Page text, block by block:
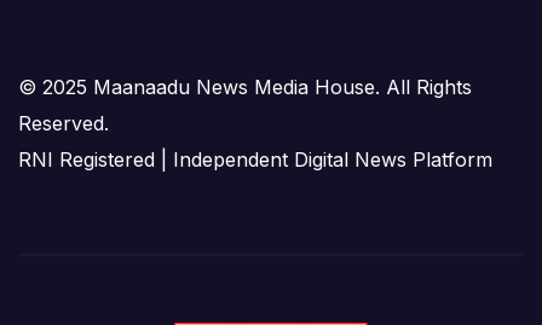
© 2025 Maanaadu News Media House. All Rights
Reserved.
RNI Registered | Independent Digital News Platform